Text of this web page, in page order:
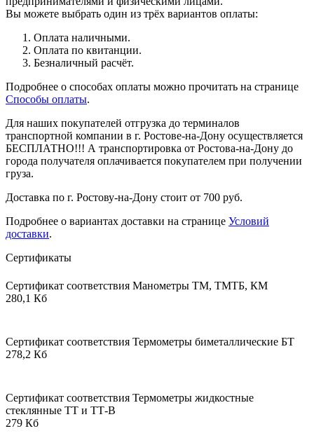
Вы можете выбрать один из трёх вариантов оплаты:
Оплата наличными.
Оплата по квитанции.
Безналичный расчёт.
Подробнее о способах оплаты можно прочитать на странице
Способы оплаты.
Для наших покупателей отгрузка до терминалов
транспортной компании в г. Ростове-на-Дону осуществляется
БЕСПЛАТНО!!! А транспортировка от Ростова-на-Дону до
города получателя оплачивается покупателем при получении
груза.
Доставка по г. Ростову-на-Дону стоит от 700 руб.
Подробнее о вариантах доставки на странице Условий
доставки.
Сертификаты
Сертификат соответствия Манометры ТМ, ТМТБ, КМ
280,1 Кб
Сертификат соответствия Термометры биметаллические БТ
278,2 Кб
Сертификат соответствия Термометры жидкостные
стеклянные ТТ и ТТ-В
279 Кб